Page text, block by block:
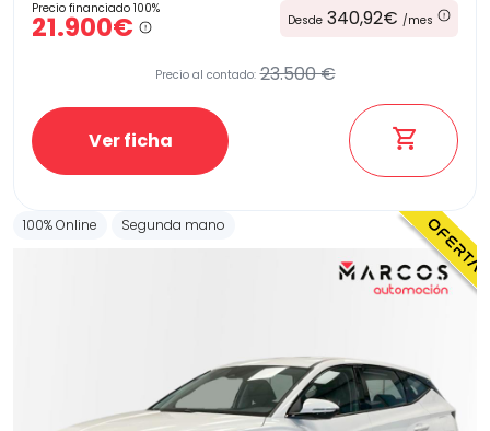
Precio financiado 100%
21.900€ Desde 340,92€ /mes
Precio al contado: 23.500 €
Ver ficha
100% Online Segunda mano